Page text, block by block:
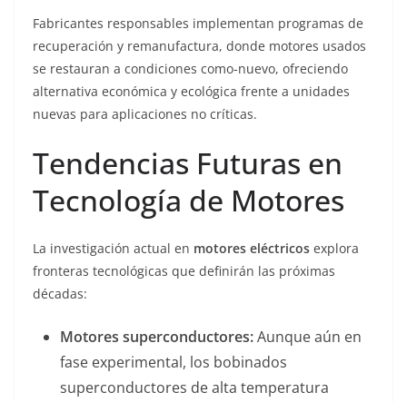
Fabricantes responsables implementan programas de
recuperación y remanufactura, donde motores usados
se restauran a condiciones como-nuevo, ofreciendo
alternativa económica y ecológica frente a unidades
nuevas para aplicaciones no críticas.
Tendencias Futuras en
Tecnología de Motores
La investigación actual en motores eléctricos explora
fronteras tecnológicas que definirán las próximas
décadas:
Motores superconductores:Aunque aún en
fase experimental, los bobinados
superconductores de alta temperatura